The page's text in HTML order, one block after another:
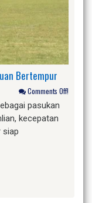
Bertempur
Comments Off!
pasukan
kecepatan
siap